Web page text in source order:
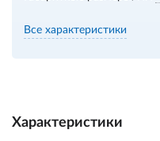
Все характеристики
Характеристики